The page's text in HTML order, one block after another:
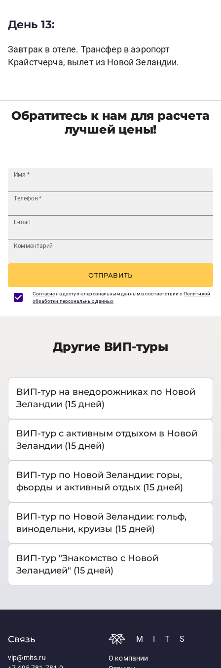
День 13:
Завтрак в отеле. Трансфер в аэропорт
Крайстчерча, вылет из Новой Зеландии.
Обратитесь к нам для расчета
лучшей цены!
Имя *
Телефон *
E-mail
Комментарий
ОТПРАВИТЬ
Согласиена доступ к персональным данным в соответствии с Политикой
обработки персональных данных
Другие ВИП-туры
ВИП-тур на внедорожниках по Новой
Зеландии (15 дней)
ВИП-тур с активным отдыхом в Новой
Зеландии (15 дней)
ВИП-тур по Новой Зеландии: горы,
фьорды и активный отдых (15 дней)
ВИП-тур по Новой Зеландии: гольф,
винодельни, круизы (15 дней)
ВИП-тур "Знакомство с Новой
Зеландией" (15 дней)
Связь
vip@mits.ru
MITS
О компании